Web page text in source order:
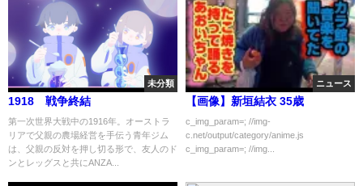
未分類
1918 戦争終結
第一次世界大戦中の1916年。オーストラ
リアで父親の農場経営を手伝う青年ジム
は、父親の反対を押し切る形で、友人のド
ンとレッグスと共にANZA...
ニュース
【画像】新垣結衣 35歳
c_img_param=; //img-
c.net/output/category/anime.js
c_img_param=; //img...